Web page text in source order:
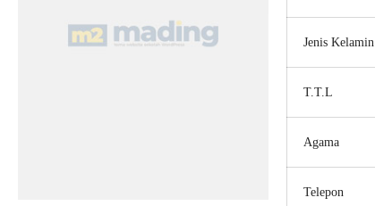
Jenis Kelamin
T.T.L
Agama
Telepon